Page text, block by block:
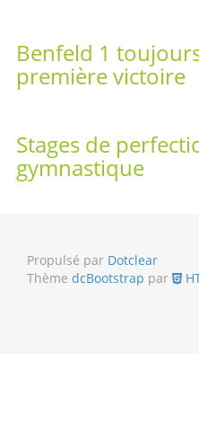
Benfeld 1
première victoire
Stages de
gymnastique
Propulsé par Dotclear
Thème dcBootstrap par